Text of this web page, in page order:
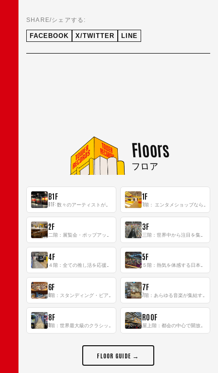
SHARE/シェアする:
FACEBOOK X/TWITTER LINE
Floors
フロア
B1F 1F
2F 3F
4F 5F
6F 7F
8F ROOF
FLOOR GUIDE →